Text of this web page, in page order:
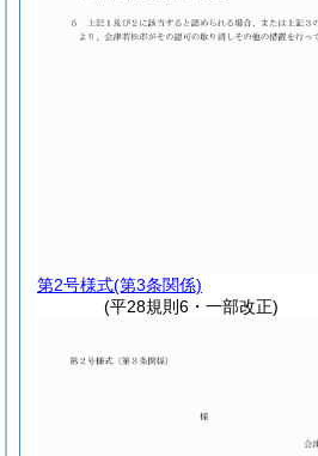
第2号様式(第3条関係)
(平28規則6・一部改正)